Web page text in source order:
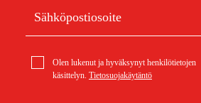
Olen lukenut ja hyväksynyt henkilötietojen
käsittelyn. Tietosuojakäytäntö